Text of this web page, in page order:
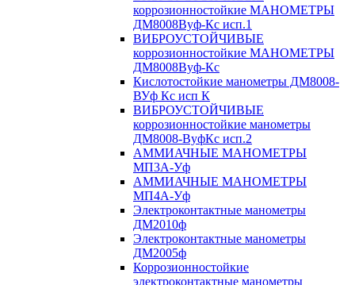
коррозионностойкие МАНОМЕТРЫ
ДМ8008Вуф-Кс исп.1
ВИБРОУСТОЙЧИВЫЕ
коррозионностойкие МАНОМЕТРЫ
ДМ8008Вуф-Кс
Кислотостойкие манометры ДМ8008-
ВУф Кс исп К
ВИБРОУСТОЙЧИВЫЕ
коррозионностойкие манометры
ДМ8008-ВуфКс исп.2
АММИАЧНЫЕ МАНОМЕТРЫ
МП3А-Уф
АММИАЧНЫЕ МАНОМЕТРЫ
МП4А-Уф
Электроконтактные манометры
ДМ2010ф
Электроконтактные манометры
ДМ2005ф
Коррозионностойкие
электроконтактные манометры